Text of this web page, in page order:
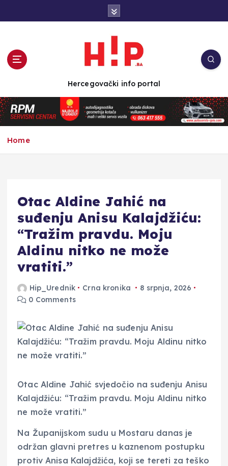
n
t
e
Hercegovački info portal
Home
Otac Aldine Jahić na
suđenju Anisu Kalajdžiću:
“Tražim pravdu. Moju
Aldinu nitko ne može
vratiti.”
Hip_Urednik Crna kronika
8 srpnja, 2026
0 Comments
Otac Aldine Jahić svjedočio na suđenju Anisu
Kalajdžiću: “Tražim pravdu. Moju Aldinu nitko
ne može vratiti.”
Na Županijskom sudu u Mostaru danas je
održan glavni pretres u kaznenom postupku
protiv Anisa Kalajdžića, koji se tereti za teško